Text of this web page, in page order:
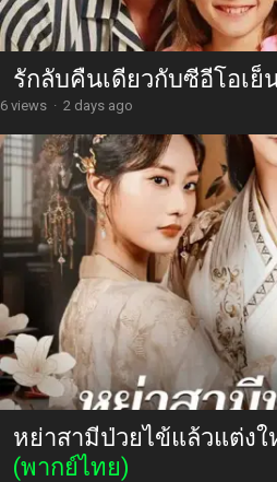
รักลับคืนเดียวกับซีอีโอเย็
6 views · 2 days ago
หย่าสามีป่วยไข้แล้วแต่ง
(พากย์ไทย)